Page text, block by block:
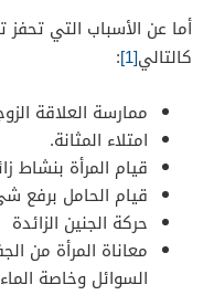
أما عن الأسباب التي
كالتالي[1]
:
ممارسة العلاقة
امتلاء المثانة.
قيام المرأة بنشاط
قيام الحامل برفع
حركة الجنين الزائدة
معاناة المرأة من
السوائل وخاصة